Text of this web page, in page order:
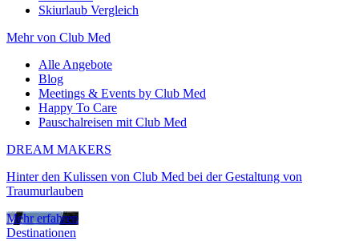
Skiurlaub Vergleich
Mehr von Club Med
Alle Angebote
Blog
Meetings & Events by Club Med
Happy To Care
Pauschalreisen mit Club Med
DREAM MAKERS
Hinter den Kulissen von Club Med bei der Gestaltung von
Traumurlauben
Mehr erfahren
Destinationen